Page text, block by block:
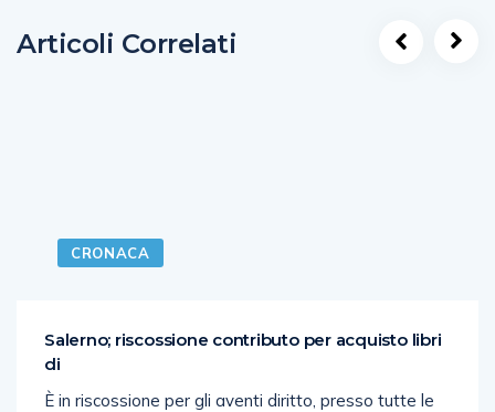
Articoli Correlati
CRONACA
Salerno; riscossione contributo per acquisto libri
di
È in riscossione per gli aventi diritto, presso tutte le